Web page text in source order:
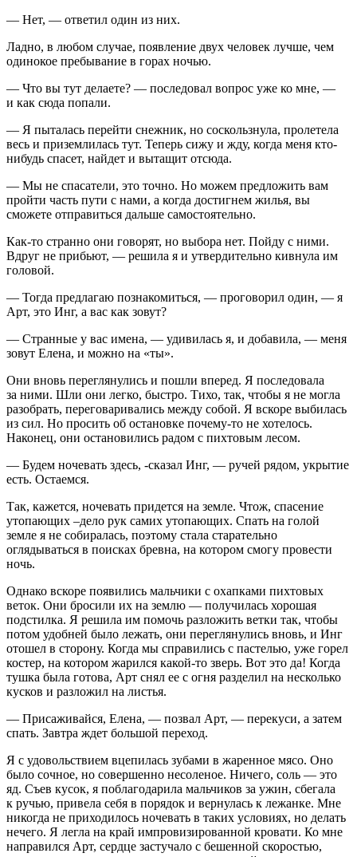
— Нет, — ответил один из них.
Ладно, в любом случае, появление двух человек лучше, чем
одинокое пребывание в горах ночью.
— Что вы тут делаете? — последовал вопрос уже ко мне, —
и как сюда попали.
— Я пыталась перейти снежник, но соскользнула, пролетела
весь и приземлилась тут. Теперь сижу и жду, когда меня кто-
нибудь спасет, найдет и вытащит отсюда.
— Мы не спасатели, это точно. Но можем предложить вам
пройти часть пути с нами, а когда достигнем жилья, вы
сможете отправиться дальше самостоятельно.
Как-то странно они говорят, но выбора нет. Пойду с ними.
Вдруг не прибьют, — решила я и утвердительно кивнула им
головой.
— Тогда предлагаю познакомиться, — проговорил один, — я
Арт, это Инг, а вас как зовут?
— Странные у вас имена, — удивилась я, и добавила, — меня
зовут Елена, и можно на «ты».
Они вновь переглянулись и пошли вперед. Я последовала
за ними. Шли они легко, быстро. Тихо, так, чтобы я не могла
разобрать, переговаривались между собой. Я вскоре выбилась
из сил. Но просить об остановке почему-то не хотелось.
Наконец, они остановились радом с пихтовым лесом.
— Будем ночевать здесь, -сказал Инг, — ручей рядом, укрытие
есть. Остаемся.
Так, кажется, ночевать придется на земле. Чтож, спасение
утопающих –дело рук самих утопающих. Спать на голой
земле я не собиралась, поэтому стала старательно
оглядываться в поисках бревна, на котором смогу провести
ночь.
Однако вскоре появились мальчики с охапками пихтовых
веток. Они бросили их на землю — получилась хорошая
подстилка. Я решила им помочь разложить ветки так, чтобы
потом удобней было лежать, они переглянулись вновь, и Инг
отошел в сторону. Когда мы справились с пастелью, уже горел
костер, на котором жарился какой-то зверь. Вот это да! Когда
тушка была готова, Арт снял ее с огня разделил на несколько
кусков и разложил на листья.
— Присаживайся, Елена, — позвал Арт, — перекуси, а затем
спать. Завтра ждет большой переход.
Я с удовольствием вцепилась зубами в жаренное мясо. Оно
было сочное, но совершенно несоленое. Ничего, соль — это
яд. Съев кусок, я поблагодарила мальчиков за ужин, сбегала
к ручью, привела себя в порядок и вернулась к лежанке. Мне
никогда не приходилось ночевать в таких условиях, но делать
нечего. Я легла на край импровизированной кровати. Ко мне
направился Арт, сердце застучало с бешенной скоростью,